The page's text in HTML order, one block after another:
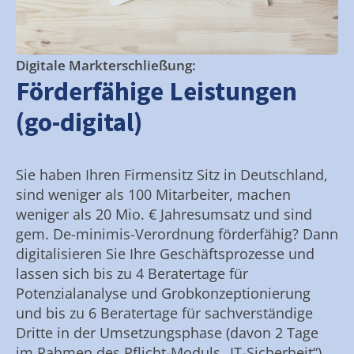
Digitale Markterschließung:
Förderfähige Leistungen
(go-digital)
Sie haben Ihren Firmensitz Sitz in Deutschland,
sind weniger als 100 Mitarbeiter, machen
weniger als 20 Mio. € Jahresumsatz und sind
gem. De-minimis-Verordnung förderfähig? Dann
digitalisieren Sie Ihre Geschäftsprozesse und
lassen sich bis zu 4 Beratertage für
Potenzialanalyse und Grobkonzeptionierung
und bis zu 6 Beratertage für sachverständige
Dritte in der Umsetzungsphase (davon 2 Tage